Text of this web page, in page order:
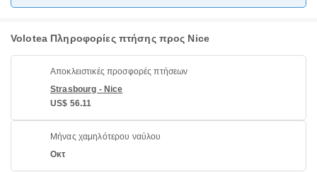
Volotea Πληροφορίες πτήσης προς Nice
Αποκλειστικές προσφορές πτήσεων
Strasbourg - Nice
US$ 56.11
Μήνας χαμηλότερου ναύλου
Οκτ